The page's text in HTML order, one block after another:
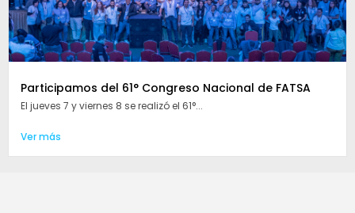
Participamos del 61° Congreso Nacional de FATSA
El jueves 7 y viernes 8 se realizó el 61°...
Ver más